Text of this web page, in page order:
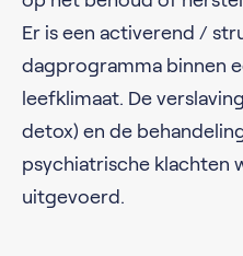
Er is een activerend /
dagprogramma binnen
leefklimaat. De
detox) en de
psychiatrische klachten
uitgevoerd.